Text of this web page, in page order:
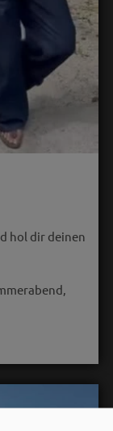
hol dir deinen